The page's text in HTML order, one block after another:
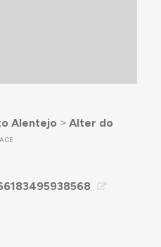
Alentejo ˃ Alter do